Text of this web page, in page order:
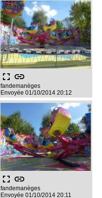
fullscreen link
fandemanèges
Envoyée 01/10/2014 20:12
fullscreen link
fandemanèges
Envoyée 01/10/2014 20:11